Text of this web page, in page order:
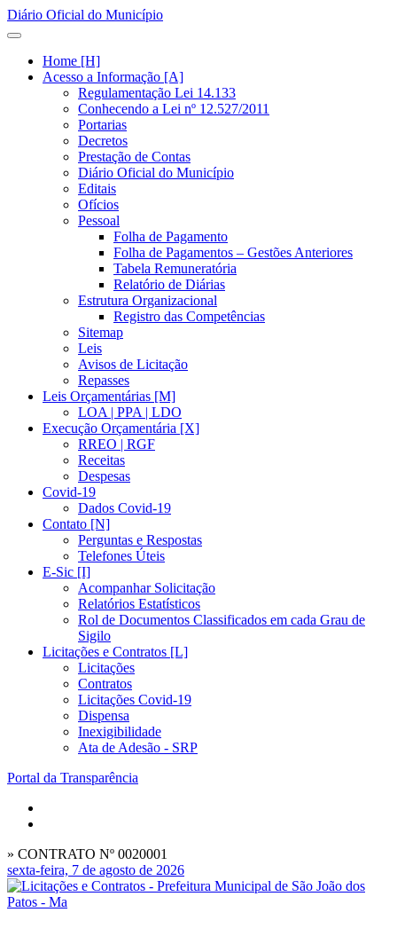
Diário Oficial do Município
Home [H]
Acesso a Informação [A]
Regulamentação Lei 14.133
Conhecendo a Lei nº 12.527/2011
Portarias
Decretos
Prestação de Contas
Diário Oficial do Município
Editais
Ofícios
Pessoal
Folha de Pagamento
Folha de Pagamentos – Gestões Anteriores
Tabela Remuneratória
Relatório de Diárias
Estrutura Organizacional
Registro das Competências
Sitemap
Leis
Avisos de Licitação
Repasses
Leis Orçamentárias [M]
LOA | PPA | LDO
Execução Orçamentária [X]
RREO | RGF
Receitas
Despesas
Covid-19
Dados Covid-19
Contato [N]
Perguntas e Respostas
Telefones Úteis
E-Sic [I]
Acompanhar Solicitação
Relatórios Estatísticos
Rol de Documentos Classificados em cada Grau de
Sigilo
Licitações e Contratos [L]
Licitações
Contratos
Licitações Covid-19
Dispensa
Inexigibilidade
Ata de Adesão - SRP
Portal da Transparência
» CONTRATO Nº 0020001
sexta-feira, 7 de agosto de 2026